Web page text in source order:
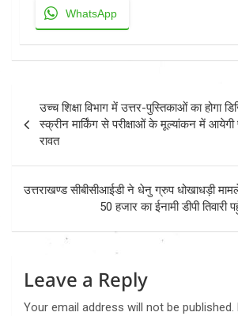
WhatsApp
navigation
उच्च शिक्षा विभाग में उत्तर-पुस्तिकाओं का होगा
स्क्रीन मार्किंग से परीक्षाओं के मूल्यांकन में आयेगी
रावत
उत्तराखण्ड सीबीसीआईडी ने धेनु ग्रुप धोखाधड़ी
50 हजार का ईनामी डीपी
Leave a Reply
Your email address will not be published.